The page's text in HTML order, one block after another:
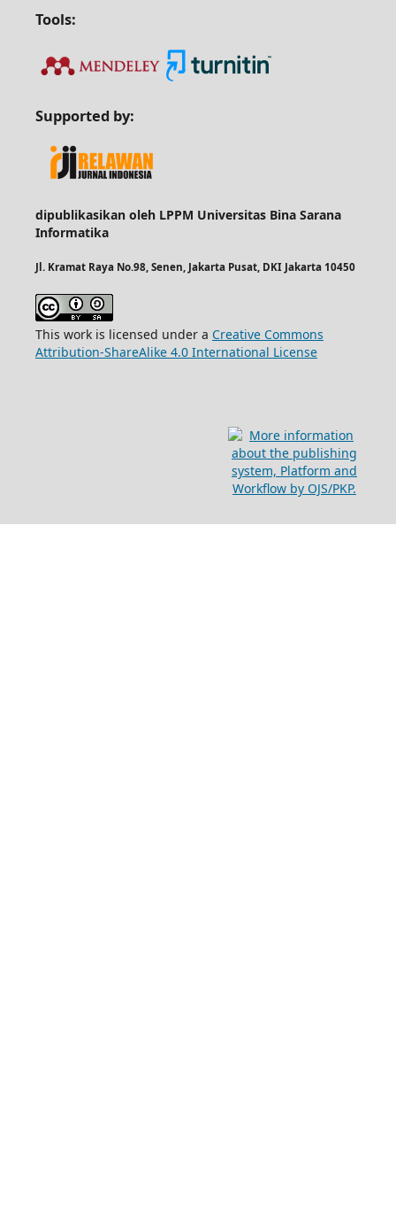
Tools:
Supported by:
dipublikasikan oleh LPPM Universitas Bina Sarana
Informatika
Jl. Kramat Raya No.98, Senen, Jakarta Pusat, DKI Jakarta 10450
This work is licensed under a Creative Commons
Attribution-ShareAlike 4.0 International License